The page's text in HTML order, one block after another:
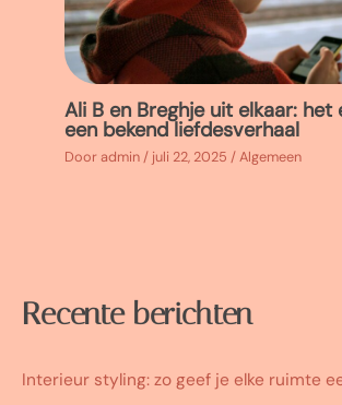
Ali B en Breghje uit elkaar: het
een bekend liefdesverhaal
Dooradmin / juli 22, 2025 /Algemeen
Recente berichten
Interieur styling: zo geef je elke ruimte